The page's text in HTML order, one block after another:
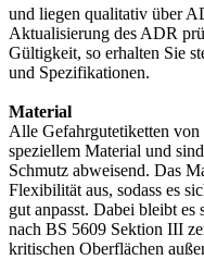
und liegen qualitativ über
Aktualisierung des ADR
Gültigkeit, so erhalten Sie
und Spezifikationen.
Material
Alle Gefahrgutetiketten
speziellem Material und
Schmutz abweisend. Das
Flexibilität aus, sodass es
gut anpasst. Dabei bleibt es
nach BS 5609 Sektion III
kritischen Oberflächen